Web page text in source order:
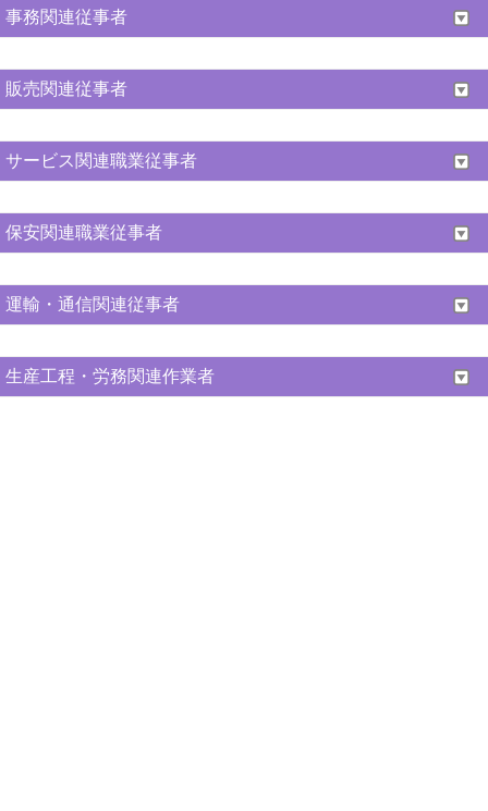
事務関連従事者
販売関連従事者
サービス関連職業従事者
保安関連職業従事者
運輸・通信関連従事者
生産工程・労務関連作業者